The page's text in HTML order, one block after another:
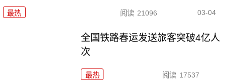
最热 阅读 21096 03-04
全国铁路春运发送旅客突破4亿人
次
最热 阅读 17537